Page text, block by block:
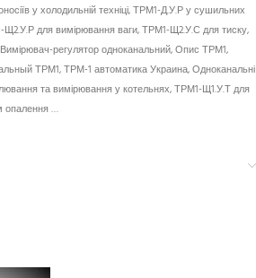
у холодильній техніці, ТРМ1-Д.У.Р у сушильних
для вимірювання ваги, ТРМ1-Щ2.У.С для тиску,
регулятор одноканальний, Опис ТРМ1,
ТРМ1, ТРМ-1 автоматика Украина, Одноканальні
та вимірювання у котельнях, ТРМ1-Щ1.У.Т для
опалення …